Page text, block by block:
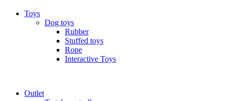
Toys
Dog toys
Rubber
Stuffed toys
Rope
Interactive Toys
Outlet